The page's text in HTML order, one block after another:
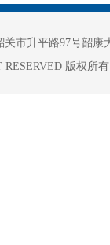
关市升平路97号韶康
RESERVED 版权所